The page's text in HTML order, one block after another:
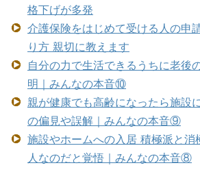
格下げが多発
介護保険をはじめて受ける人の
り方 親切に教えます
自分の力で生活できるうちに老後
明｜みんなの本音⑩
親が健康でも高齢になったら施
の偏見や誤解｜みんなの本音⑨
施設やホームへの入居 積極派と消
人なのだと覚悟｜みんなの本音⑧